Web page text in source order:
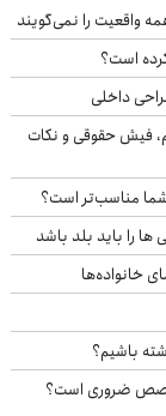
واقعیت را نمی‌گویند
داخلی
فیش حقوقی و نکات
شما مناسب‌تر است؟
را باید بلد باشد
باشیم؟
ضروری است؟